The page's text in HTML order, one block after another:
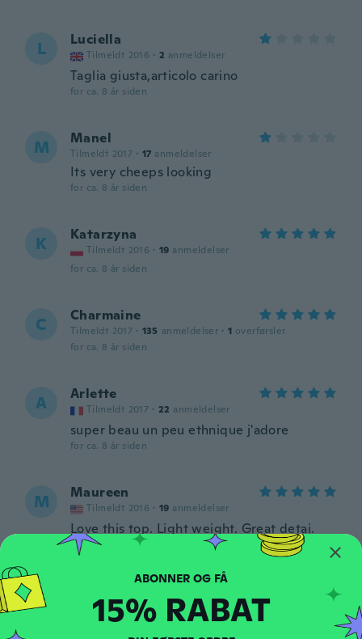
L Luciella
Tilmeldt 2016 · 2 anmeldelser
Taglia giusta,articolo carino
for ca. 8 år siden
M Manel
Tilmeldt 2017 · 17 anmeldelser
Its very cheeps looking
for ca. 8 år siden
K Katarzyna
Tilmeldt 2016 · 19 anmeldelser
for ca. 8 år siden
C Charmaine
Tilmeldt 2017 · 135 anmeldelser · 1 overførsler
for ca. 8 år siden
A Arlette
Tilmeldt 2017 · 22 anmeldelser
super beau un peu ethnique j'adore
for ca. 8 år siden
M Maureen
Tilmeldt 2016 · 19 anmeldelser
Love this top. Light weight. Great detai.
for ca. 8 år siden
K Tilmeldt 2017 · 150 anmeldelser · 11 overførsler
for ca. 8 år siden
15% RABAT